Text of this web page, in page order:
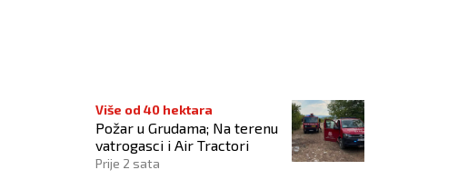
Više od 40 hektara
Požar u Grudama; Na terenu
vatrogasci i Air Tractori
Prije 2 sata